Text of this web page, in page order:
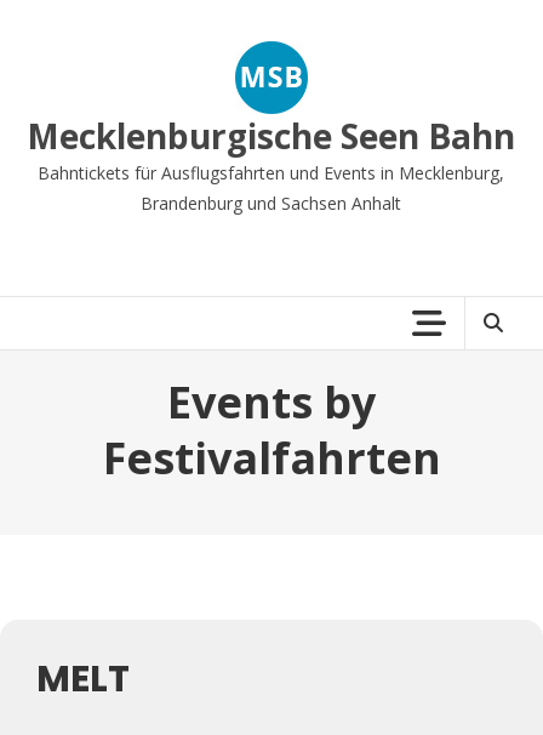
Mecklenburgische Seen Bahn
Bahntickets für Ausflugsfahrten und Events in Mecklenburg,
Brandenburg und Sachsen Anhalt
Events by
Festivalfahrten
MELT